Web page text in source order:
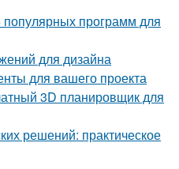
программ для
для дизайна
для вашего проекта
3D планировщик для
решений: практическое